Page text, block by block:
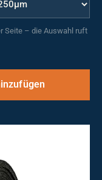
Seite – die Auswahl ruft